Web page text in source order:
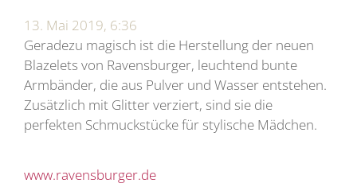
13. Mai 2019, 6:36
Geradezu magisch ist die Herstellung der neuen
Blazelets von Ravensburger, leuchtend bunte
Armbänder, die aus Pulver und Wasser entstehen.
Zusätzlich mit Glitter verziert, sind sie die
perfekten Schmuckstücke für stylische Mädchen.
www.ravensburger.de